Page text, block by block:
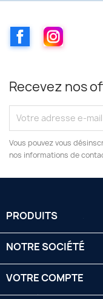
Facebook
Recevez nos
Vous pouvez vous
nos informations de
PRODUITS
NOTRE SOCIÉTÉ
VOTRE COMPTE